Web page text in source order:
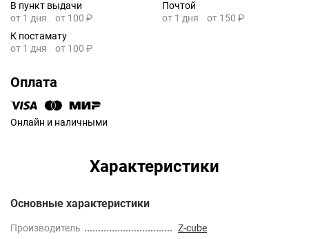
В пункт выдачи
от 1 дня
от 100 ₽
Почтой
от 1 дня
от 150 ₽
К постамату
от 1 дня
от 100 ₽
Оплата
Онлайн и наличными
Характеристики
Основные характеристики
Производитель
Z-cube